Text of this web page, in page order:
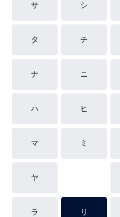
サ シ
タ チ
ナ ニ
ハ ヒ
マ ミ
ヤ
ラ リ